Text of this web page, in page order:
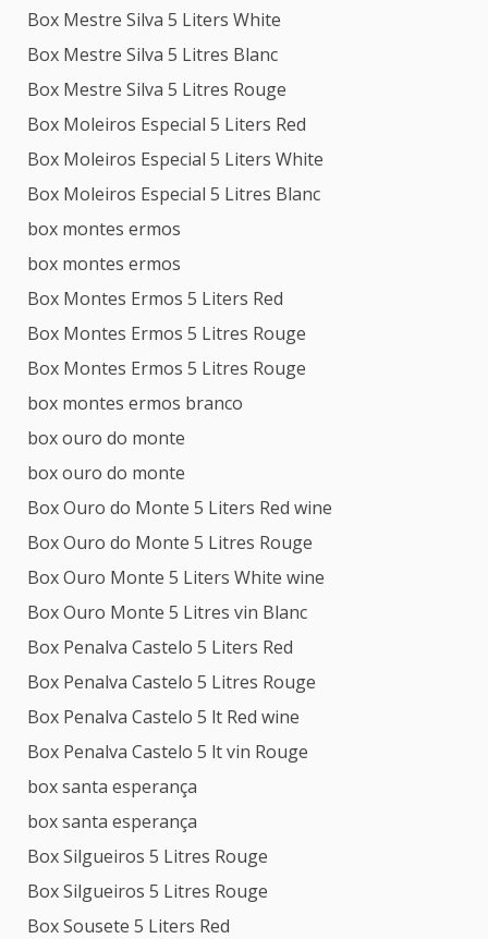
Box Mestre Silva 5 Liters White
Box Mestre Silva 5 Litres Blanc
Box Mestre Silva 5 Litres Rouge
Box Moleiros Especial 5 Liters Red
Box Moleiros Especial 5 Liters White
Box Moleiros Especial 5 Litres Blanc
box montes ermos
box montes ermos
Box Montes Ermos 5 Liters Red
Box Montes Ermos 5 Litres Rouge
Box Montes Ermos 5 Litres Rouge
box montes ermos branco
box ouro do monte
box ouro do monte
Box Ouro do Monte 5 Liters Red wine
Box Ouro do Monte 5 Litres Rouge
Box Ouro Monte 5 Liters White wine
Box Ouro Monte 5 Litres vin Blanc
Box Penalva Castelo 5 Liters Red
Box Penalva Castelo 5 Litres Rouge
Box Penalva Castelo 5 lt Red wine
Box Penalva Castelo 5 lt vin Rouge
box santa esperança
box santa esperança
Box Silgueiros 5 Litres Rouge
Box Silgueiros 5 Litres Rouge
Box Sousete 5 Liters Red